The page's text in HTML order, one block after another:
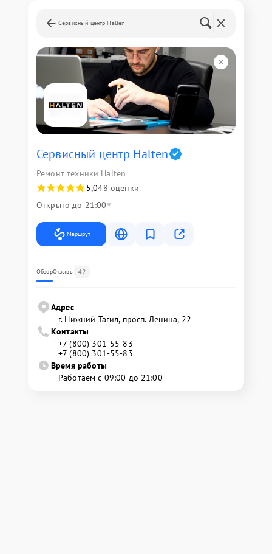
Сервисный центр Halten
Сервисный центр Halten
Ремонт техники Halten
5,048 оценки
Открыто до 21:00
Маршрут
ОбзорОтзывы 42
Адрес
г. Нижний Тагил, просп. Ленина, 22
Контакты
+7 (800) 301-55-83
+7 (800) 301-55-83
Время работы
Работаем с 09:00 до 21:00